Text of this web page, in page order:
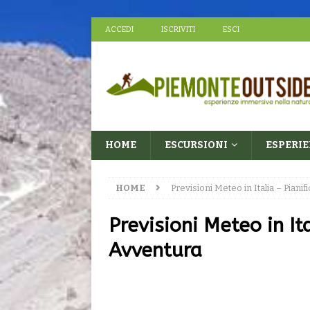
ACCEDI ISCRIVITI ESCI
HOME ESCURSIONI
HOME Previsioni Meteo in Italia –
Previsioni Meteo in
Avventura